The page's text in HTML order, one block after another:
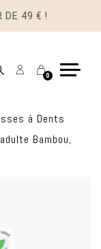
DE 49 € !
MonPanier
0
à Dents
Bambou,